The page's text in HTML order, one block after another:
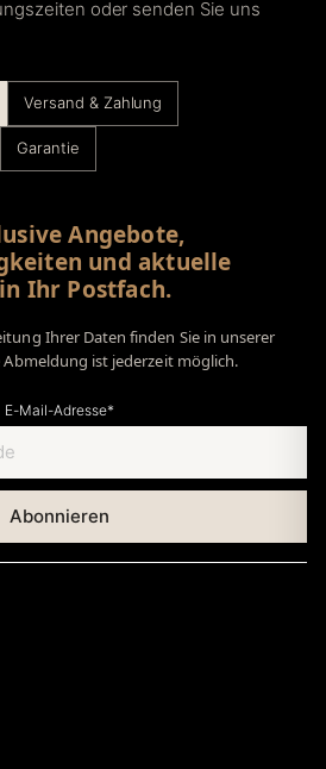
oder senden Sie uns
Versand & Zahlung
Garantie
Angebote,
und aktuelle
Ihr Postfach.
Ihrer Daten finden Sie in unserer
ist jederzeit möglich.
E-Mail-Adresse*